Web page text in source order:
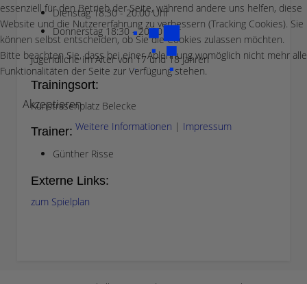
Dienstag 18:30 - 20.00 Uhr
Donnerstag 18:30 - 20.00 Uhr
Jugendliche im Alter von 17 und 18 Jahren
Trainingsort:
Kunstrasenplatz Belecke
Trainer:
Günther Risse
Externe Links:
zum Spielplan
essenziell für den Betrieb der Seite, während andere uns helfen, diese
Website und die Nutzererfahrung zu verbessern (Tracking Cookies). Sie
können selbst entscheiden, ob Sie die Cookies zulassen möchten.
Bitte beachten Sie, dass bei einer Ablehnung womöglich nicht mehr alle
Funktionalitäten der Seite zur Verfügung stehen.
Akzeptieren
Weitere Informationen | Impressum